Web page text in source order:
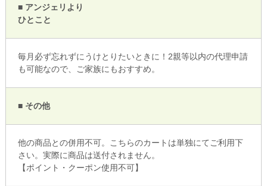
■ アンジェリより
ひとこと
毎月必ず忘れずにうけとりたいときに！2親等以内の代理申請
も可能なので、ご家族にもおすすめ。
■ その他
他の商品との併用不可。こちらのカートは単独にてご利用下
さい。実際に商品は送付されません。
【ポイント・クーポン使用不可】